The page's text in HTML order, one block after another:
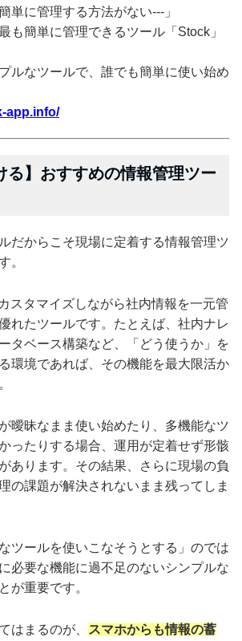
単に管理する方法がない---」
も簡単に管理できるツール「Stock」
ルなツールで、誰でも簡単に使い始め
app.info/
る】おすすめの情報管理ツー
だからこそ現場に定着する情報管理ツ
。
スタマイズしながら社内情報を一元管
れたツールです。たとえば、社内ナレ
タベース構築など、「どう使うか」を
環境であれば、その機能を最大限活か
曖昧なまま使い始めたり、多機能なツ
ったりする場合、運用が定着せず形骸
あります。その結果、さらに現場の負
の課題が解決されないまま残ってしま
ツールを使いこなそうとする」のでは
必要な機能に過不足のないシンプルな
が重要です。
はまるのが、
スマホからも情報の蓄